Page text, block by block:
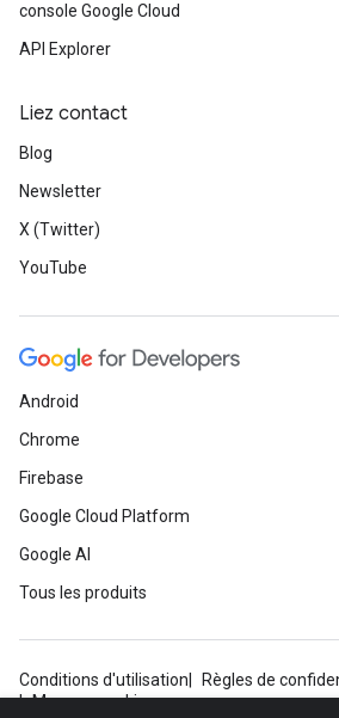
console Google Cloud
API Explorer
Liez contact
Blog
Newsletter
X (Twitter)
YouTube
Android
Chrome
Firebase
Google Cloud Platform
Google AI
Tous les produits
Conditions d'utilisation
Règles de
Manage cookies